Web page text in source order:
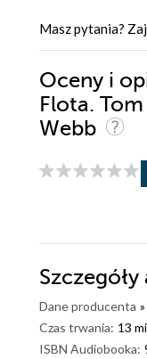
Masz pytania?
Oceny i
Flota.
Webb
Szczegóły
Dane producenta »
Czas trwania: 13
ISBN Audiobooka: